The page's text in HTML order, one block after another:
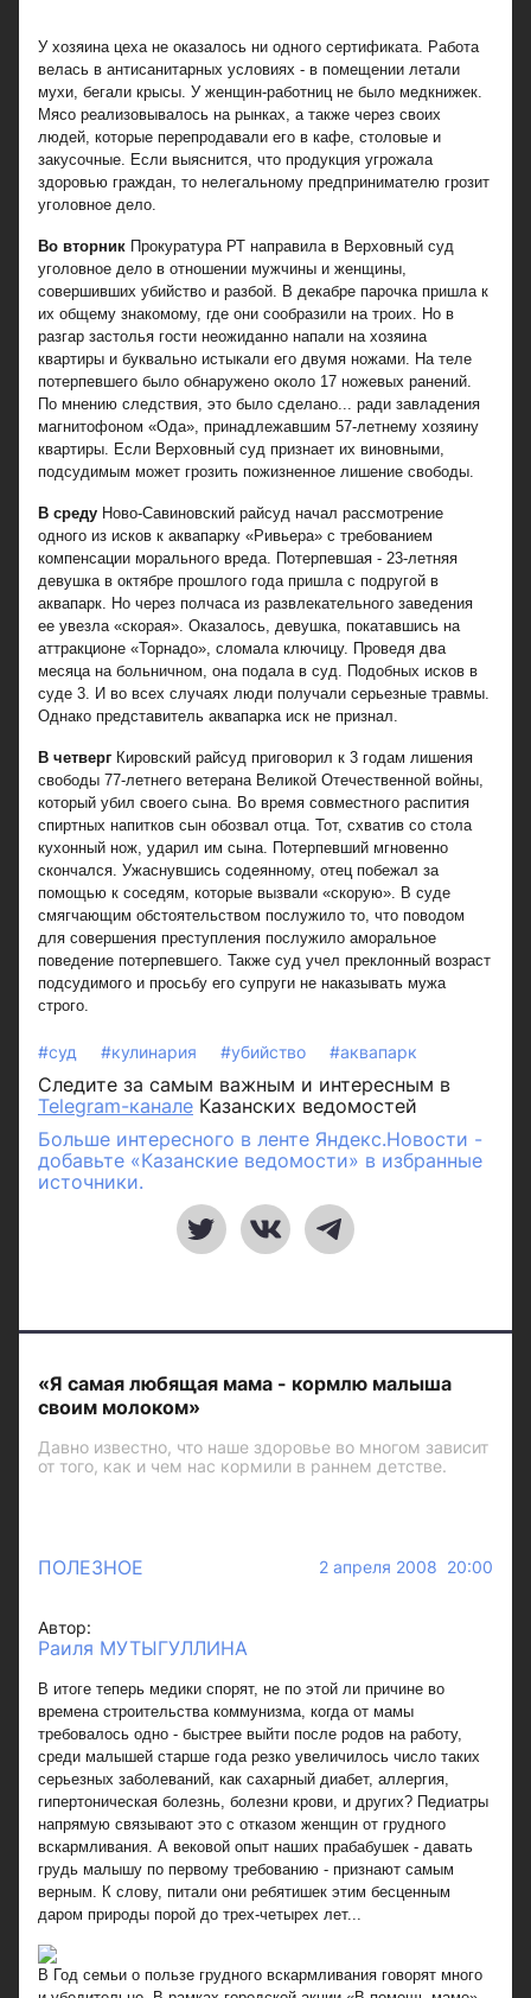
У хозяина цеха не оказалось ни одного сертификата. Работа
велась в антисанитарных условиях - в помещении летали
мухи, бегали крысы. У женщин-работниц не было медкнижек.
Мясо реализовывалось на рынках, а также через своих
людей, которые перепродавали его в кафе, столовые и
закусочные. Если выяснится, что продукция угрожала
здоровью граждан, то нелегальному предпринимателю грозит
уголовное дело.
Во вторник Прокуратура РТ направила в Верховный суд
уголовное дело в отношении мужчины и женщины,
совершивших убийство и разбой. В декабре парочка пришла к
их общему знакомому, где они сообразили на троих. Но в
разгар застолья гости неожиданно напали на хозяина
квартиры и буквально истыкали его двумя ножами. На теле
потерпевшего было обнаружено около 17 ножевых ранений.
По мнению следствия, это было сделано... ради завладения
магнитофоном «Ода», принадлежавшим 57-летнему хозяину
квартиры. Если Верховный суд признает их виновными,
подсудимым может грозить пожизненное лишение свободы.
В среду Ново-Савиновский райсуд начал рассмотрение
одного из исков к аквапарку «Ривьера» с требованием
компенсации морального вреда. Потерпевшая - 23-летняя
девушка в октябре прошлого года пришла с подругой в
аквапарк. Но через полчаса из развлекательного заведения
ее увезла «скорая». Оказалось, девушка, покатавшись на
аттракционе «Торнадо», сломала ключицу. Проведя два
месяца на больничном, она подала в суд. Подобных исков в
суде 3. И во всех случаях люди получали серьезные травмы.
Однако представитель аквапарка иск не признал.
В четверг Кировский райсуд приговорил к 3 годам лишения
свободы 77-летнего ветерана Великой Отечественной войны,
который убил своего сына. Во время совместного распития
спиртных напитков сын обозвал отца. Тот, схватив со стола
кухонный нож, ударил им сына. Потерпевший мгновенно
скончался. Ужаснувшись содеянному, отец побежал за
помощью к соседям, которые вызвали «скорую». В суде
смягчающим обстоятельством послужило то, что поводом
для совершения преступления послужило аморальное
поведение потерпевшего. Также суд учел преклонный возраст
подсудимого и просьбу его супруги не наказывать мужа
строго.
#суд #кулинария #убийство #аквапарк
Следите за самым важным и интересным в
Telegram-канале Казанских ведомостей
Больше интересного в ленте Яндекс.Новости -
добавьте «Казанские ведомости» в избранные
источники.
«Я самая любящая мама - кормлю малыша
своим молоком»
Давно известно, что наше здоровье во многом зависит
от того, как и чем нас кормили в раннем детстве.
ПОЛЕЗНОЕ 2 апреля 2008 20:00
Автор:
Раиля МУТЫГУЛЛИНА
В итоге теперь медики спорят, не по этой ли причине во
времена строительства коммунизма, когда от мамы
требовалось одно - быстрее выйти после родов на работу,
среди малышей старше года резко увеличилось число таких
серьезных заболеваний, как сахарный диабет, аллергия,
гипертоническая болезнь, болезни крови, и других? Педиатры
напрямую связывают это с отказом женщин от грудного
вскармливания. А вековой опыт наших прабабушек - давать
грудь малышу по первому требованию - признают самым
верным. К слову, питали они ребятишек этим бесценным
даром природы порой до трех-четырех лет...
В Год семьи о пользе грудного вскармливания говорят много